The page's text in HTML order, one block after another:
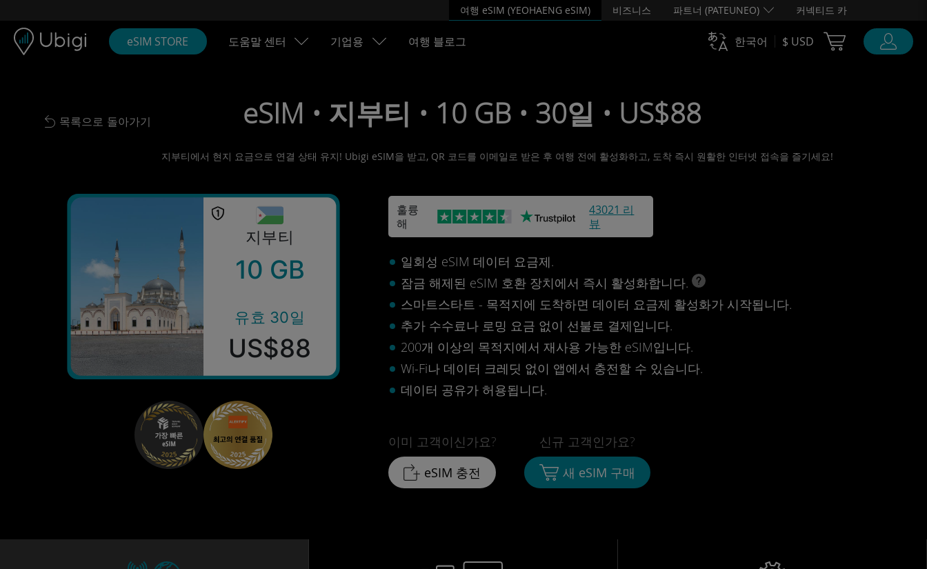
여행 eSIM (YEOHAENG eSIM) 비즈니스 파트너 (PATEUNEO) 커넥티드 카
eSIM STORE 도움말 센터 기업용 여행 블로그 한국어 $ USD Cart Ubigi
Back to list
목록으로 돌아가기 eSIM • 지부티 • 10 GB • 30일 • US$88
지부티에서 현지 요금으로 연결 상태 유지! Ubigi eSIM을 받고, QR 코드를 이메일로 받은 후 여행 전에 활성화하고, 도착 즉시 원활한 인터넷 접속을 즐기세요!
지부티
10 GB
유효 30일
US$88
훌륭
해
43021 리
뷰
일회성 eSIM 데이터 요금제.
잠금 해제된 eSIM 호환 장치에서 즉시 활성화합니다.
스마트스타트 - 목적지에 도착하면 데이터 요금제 활성화가 시작됩니다.
추가 수수료나 로밍 요금 없이 선불로 결제입니다.
200개 이상의 목적지에서 재사용 가능한 eSIM입니다.
Wi-Fi나 데이터 크레딧 없이 앱에서 충전할 수 있습니다.
데이터 공유가 허용됩니다.
이미 고객이신가요?
eSIM 충전
신규 고객인가요?
새 eSIM 구매